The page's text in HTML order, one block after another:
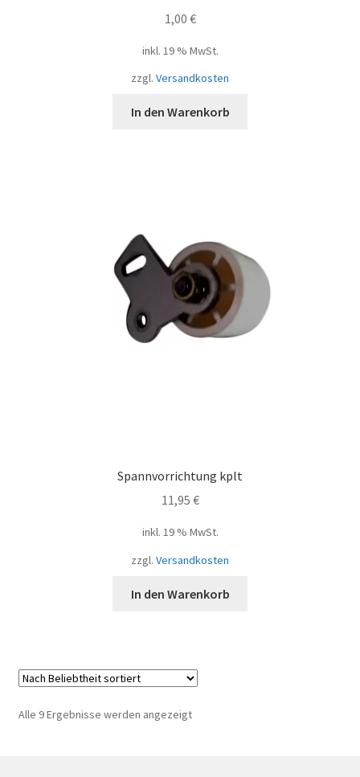
1,00 €
inkl. 19 % MwSt.
zzgl. Versandkosten
In den Warenkorb
Spannvorrichtung kplt
11,95 €
inkl. 19 % MwSt.
zzgl. Versandkosten
In den Warenkorb
Alle 9 Ergebnisse werden angezeigtNach